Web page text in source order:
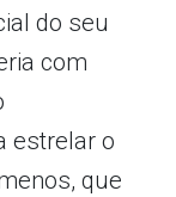
do seu
com
estrelar o
que